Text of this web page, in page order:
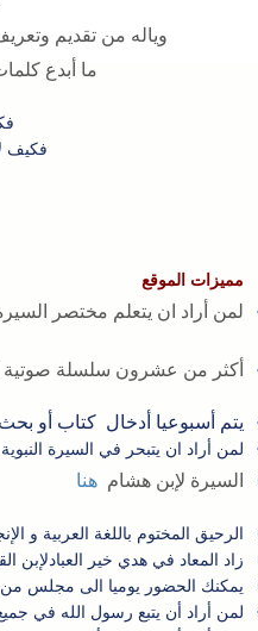
ما أبدع
فكيف
مميزات الموقع
لمن أراد ان يتعلم مختصر
أكثر من عشرون سلسلة صوتية
يتم أسبوعيا أدخال كتاب أو
لمن أراد ان يتبحر في السيرة
السيرة لإبن هشامهنا
الرحيق المختوم باللغة العربية و
زاد المعاد في هدي خير العبادلإبن
يمكنك الحضور يوميا الى مجلس
لمن أراد أن يتبع رسول الله في